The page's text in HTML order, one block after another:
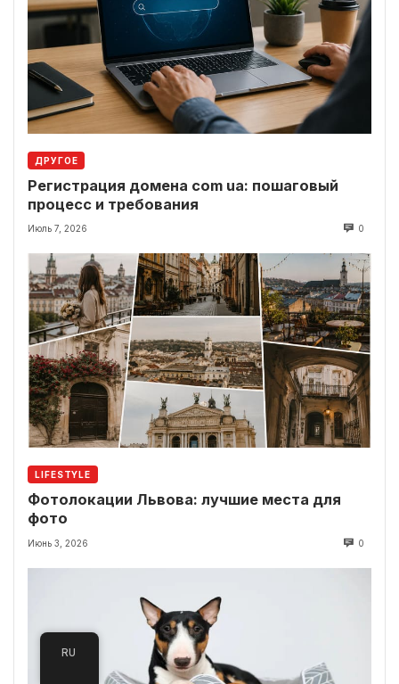
ДРУГОЕ
Регистрация домена com ua: пошаговый
процесс и требования
Июль 7, 2026 0
LIFESTYLE
Фотолокации Львова: лучшие места для
фото
Июнь 3, 2026 0
RU